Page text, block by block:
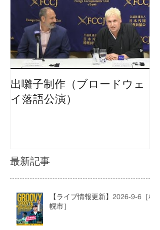
出囃子制作（ブロードウェ
イ落語公演）
最新記事
【ライブ情報更新】2026-9-6［札
幌市］